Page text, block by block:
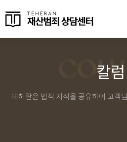
칼럼
테헤란은 법적 지식을 공유하여 고객